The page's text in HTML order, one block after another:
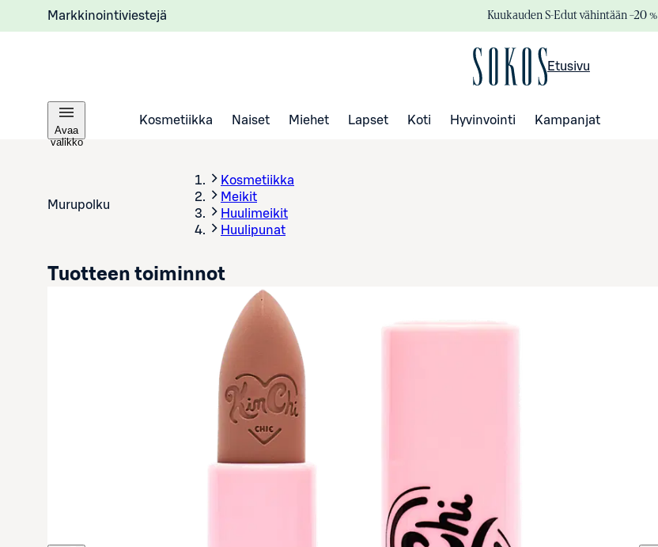
Markkinointiviestejä Kuukauden S-Edut vähintään –20 %
Etusivu
Avaa
valikko
Kosmetiikka Naiset Miehet Lapset Koti Hyvinvointi Kampanjat
Murupolku
Kosmetiikka
Meikit
Huulimeikit
Huulipunat
Tuotteen toiminnot